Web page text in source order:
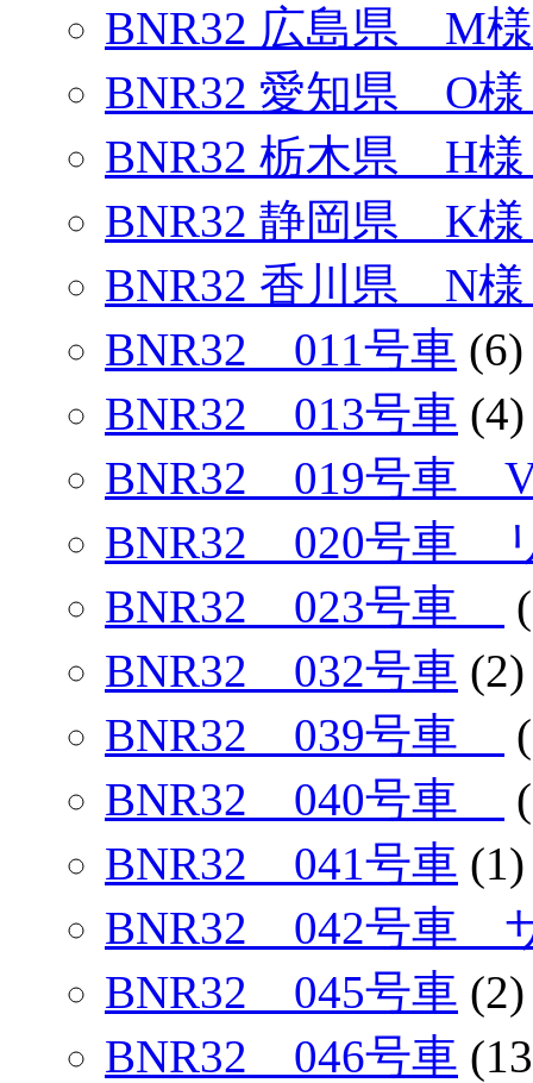
BNR32 広島県 M
BNR32 愛知県 O
BNR32 栃木県 H
BNR32 静岡県 K
BNR32 香川県 N
BNR32 011号車 (6)
BNR32 013号車 (4)
BNR32 019号車
BNR32 020号車
BNR32 023号車
BNR32 032号車 (2)
BNR32 039号車
BNR32 040号車
BNR32 041号車 (1)
BNR32 042号車
BNR32 045号車 (2)
BNR32 046号車